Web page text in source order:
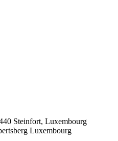
Steinfort, Luxembourg
Luxembourg